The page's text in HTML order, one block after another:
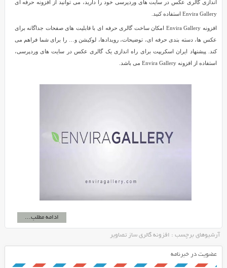
اندازی گالری عکس در سایت های وردپرسی خود را دارید، می توانید از افزونه حرفه ای
Envira Gallery استفاده کنید.
افزونه Envira Gallery امکان ساخت گالری حرفه ای با قابلیت های صفحات جداگانه برای
عکس ها، دسته بندی حرفه ای، توضیحات، رویدادها، لوکیشن و… را برای شما فراهم می
کند. پیشنهاد ایران اسکریپت برای راه اندازی یک گالری عکس در سایت های وردپرسی،
استفاده از افزونه Envira Gallery می باشد.
ادامه مطلب...
آرشیوهای برچسب : افزونه گالری ساز تصاویر
عضویت در خبرنامه